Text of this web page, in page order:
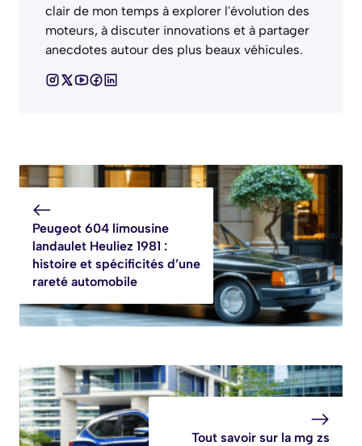
clair de mon temps à explorer l'évolution des
moteurs, à discuter innovations et à partager
anecdotes autour des plus beaux véhicules.
Peugeot 604 limousine
landaulet Heuliez 1981 :
histoire et spécificités d’une
rareté automobile
Tout savoir sur la mg zs